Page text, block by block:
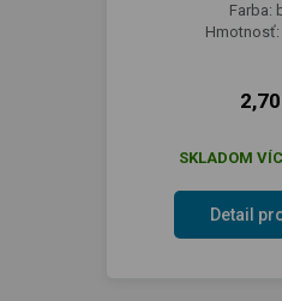
Farba:
Hmotnosť:
SKLADOM
Detail